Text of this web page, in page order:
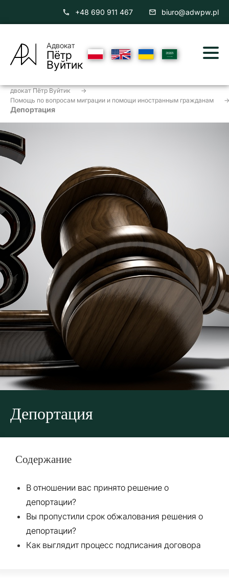
+48 690 911 467 biuro@adwpw.pl
Адвокат
Пётр
Вуйтик
двокат Пётр Вуйтик
->
Помощь по вопросам миграции и помощи иностранным гражданам -
Депортация
Депортация
Содержание
В отношении вас принято решение о
депортации?
Вы пропустили срок обжалования решения о
депортации?
Как выглядит процесс подписания договора